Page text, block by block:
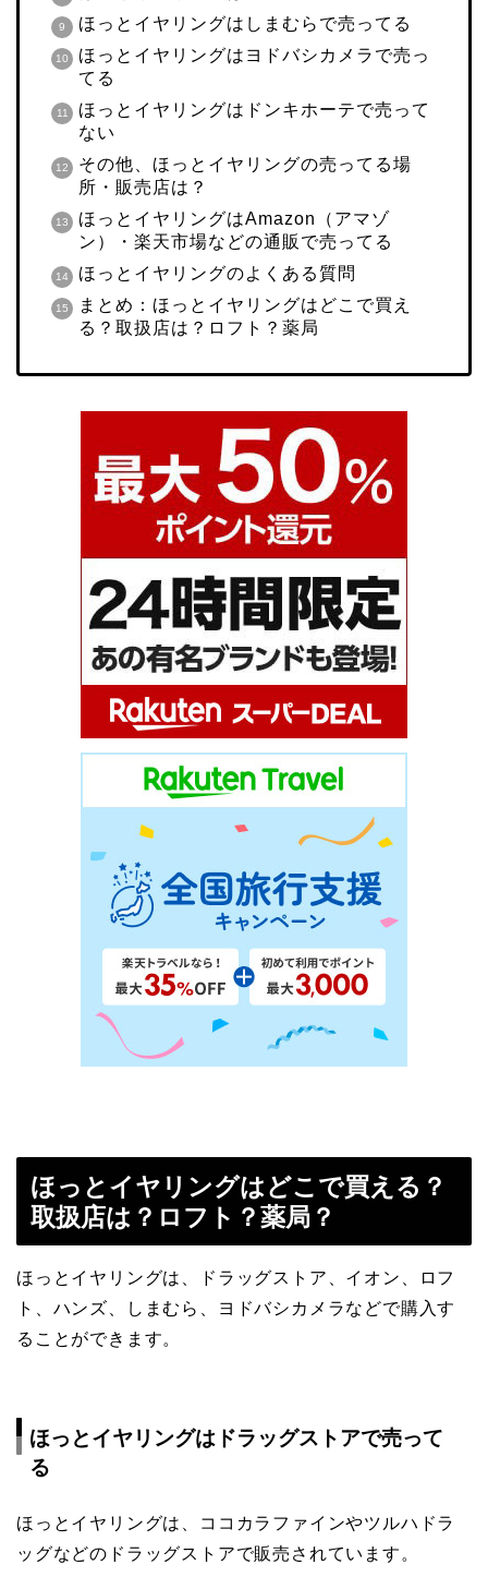
ほっとイヤリングはしまむらで売ってる
ほっとイヤリングはヨドバシカメラで売っ
てる
ほっとイヤリングはドンキホーテで売って
ない
その他、ほっとイヤリングの売ってる場
所・販売店は？
ほっとイヤリングはAmazon（アマゾ
ン）・楽天市場などの通販で売ってる
ほっとイヤリングのよくある質問
まとめ：ほっとイヤリングはどこで買え
る？取扱店は？ロフト？薬局
ほっとイヤリングはどこで買える？
取扱店は？ロフト？薬局？
ほっとイヤリングは、ドラッグストア、イオン、ロフ
ト、ハンズ、しまむら、ヨドバシカメラなどで購入す
ることができます。
ほっとイヤリングはドラッグストアで売って
る
ほっとイヤリングは、ココカラファインやツルハドラ
ッグなどのドラッグストアで販売されています。